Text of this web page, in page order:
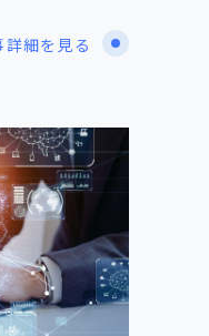
詳細を見る